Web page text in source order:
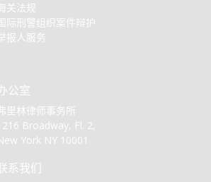
关法规
际刑警组织案件辩护
报人服务
公室
里林律师事务所
Broadway, Fl. 2,
York NY 10001
系我们